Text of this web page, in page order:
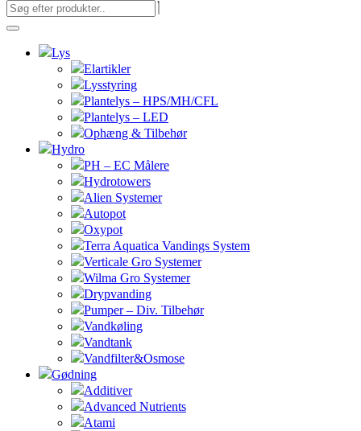
Lys
Elartikler
Lysstyring
Plantelys – HPS/MH/CFL
Plantelys – LED
Ophæng & Tilbehør
Hydro
PH – EC Målere
Hydrotowers
Alien Systemer
Autopot
Oxypot
Terra Aquatica Vandings System
Verticale Gro Systemer
Wilma Gro Systemer
Drypvanding
Pumper – Div. Tilbehør
Vandkøling
Vandtank
Vandfilter&Osmose
Gødning
Additiver
Advanced Nutrients
Atami